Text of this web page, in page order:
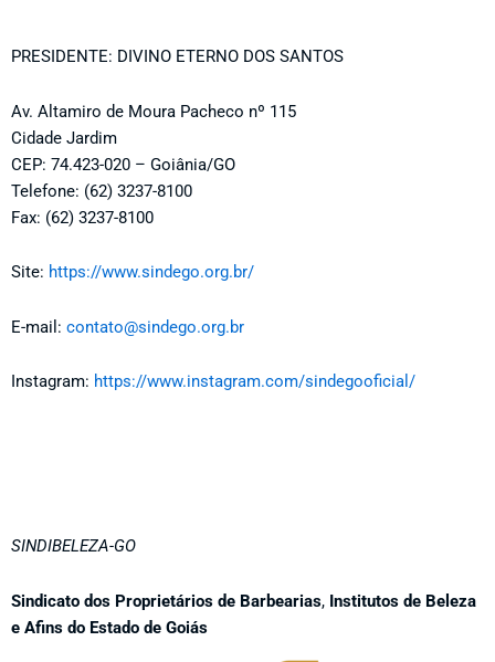
PRESIDENTE: DIVINO ETERNO DOS SANTOS
Av. Altamiro de Moura Pacheco nº 115
Cidade Jardim
CEP: 74.423-020 – Goiânia/GO
Telefone: (62) 3237-8100
Fax: (62) 3237-8100
Site: https://www.sindego.org.br/
E-mail: contato@sindego.org.br
Instagram: https://www.instagram.com/sindegooficial/
SINDIBELEZA-GO
Sindicato dos Proprietários de Barbearias, Institutos de Beleza
e Afins do Estado de Goiás